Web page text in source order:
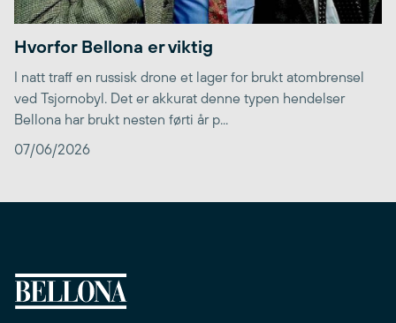
Hvorfor Bellona er viktig
I natt traff en russisk drone et lager for brukt atombrensel
ved Tsjornobyl. Det er akkurat denne typen hendelser
Bellona har brukt nesten førti år p...
07/06/2026